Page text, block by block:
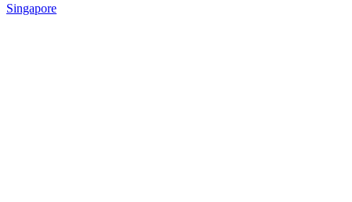
Singapore